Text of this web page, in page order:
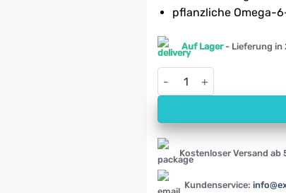
pflanzliche Omega-
Auf Lager- Lieferung in
Borretschöl Swanson (60
Kostenloser Versand ab
Kundenservice: